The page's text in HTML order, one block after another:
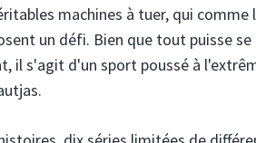
machines à tuer, qui
un défi. Bien que tout puisse
il s'agit d'un sport poussé à